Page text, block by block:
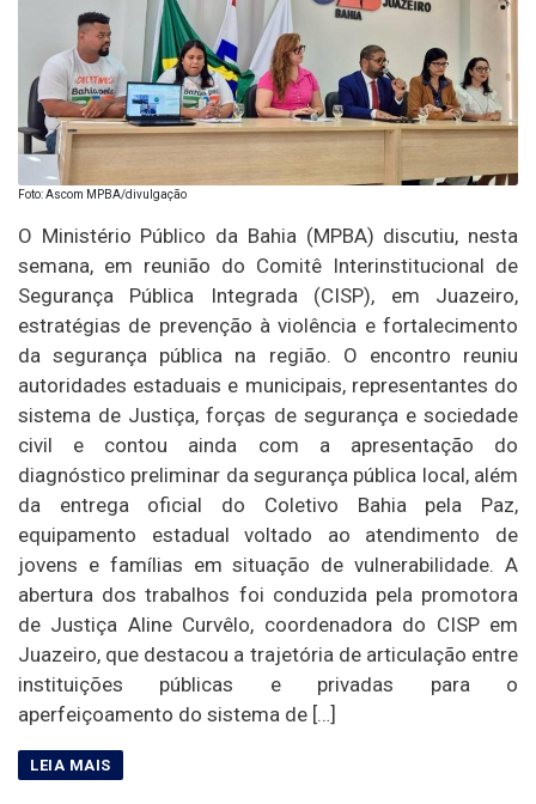
Foto: Ascom MPBA/divulgação
O Ministério Público da Bahia (MPBA) discutiu, nesta
semana, em reunião do Comitê Interinstitucional de
Segurança Pública Integrada (CISP), em Juazeiro,
estratégias de prevenção à violência e fortalecimento
da segurança pública na região. O encontro reuniu
autoridades estaduais e municipais, representantes do
sistema de Justiça, forças de segurança e sociedade
civil e contou ainda com a apresentação do
diagnóstico preliminar da segurança pública local, além
da entrega oficial do Coletivo Bahia pela Paz,
equipamento estadual voltado ao atendimento de
jovens e famílias em situação de vulnerabilidade. A
abertura dos trabalhos foi conduzida pela promotora
de Justiça Aline Curvêlo, coordenadora do CISP em
Juazeiro, que destacou a trajetória de articulação entre
instituições públicas e privadas para o
aperfeiçoamento do sistema de […]